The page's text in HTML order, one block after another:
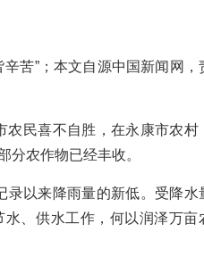
苦”；本文自源中国新闻网，
民喜不自胜，在永康市农村
分农作物已经丰收。
以来降雨量的新低。受降水
水、供水工作，何以润泽万亩